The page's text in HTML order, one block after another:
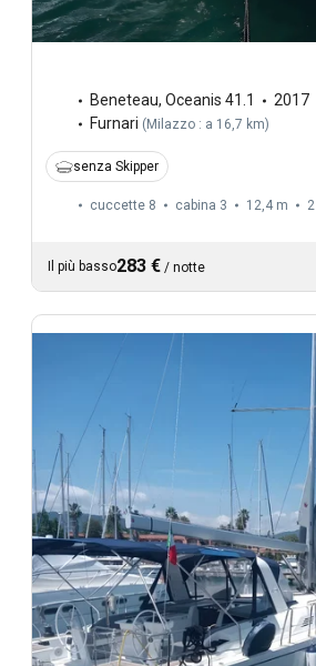
Beneteau, Oceanis 41.1
2017
Furnari ( Milazzo : a 16,7 km)
senza Skipper
cuccette 8 cabina 3 12,4 m 2
Il più basso283 € / notte